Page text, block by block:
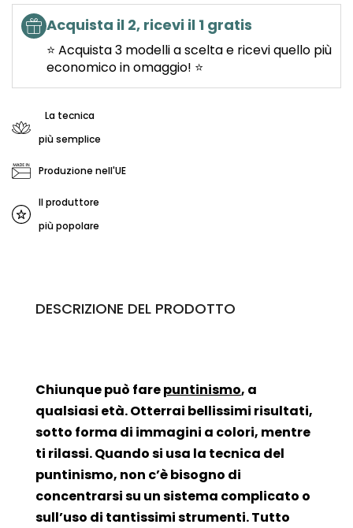
Acquista il 2, ricevi il 1 gratis
⭐ Acquista 3 modelli a scelta e ricevi quello più
economico in omaggio! ⭐
La tecnica
più semplice
Produzione nell'UE
Il produttore
più popolare
DESCRIZIONE DEL PRODOTTO
Chiunque può farepuntinismo, a
qualsiasi età. Otterrai bellissimi risultati,
sotto forma di immagini a colori, mentre
ti rilassi. Quando si usa la tecnica del
puntinismo, non c’è bisogno di
concentrarsi su un sistema complicato o
sull’uso di tantissimi strumenti. Tutto